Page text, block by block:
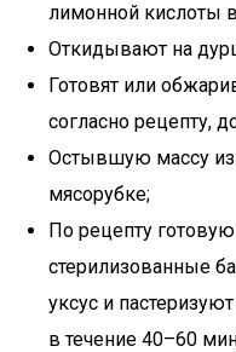
лимонной кислоты
Откидывают на
Готовят или
согласно рецепту,
Остывшую массу
мясорубке;
По рецепту
стерилизованные
уксус и
в течение 40–60